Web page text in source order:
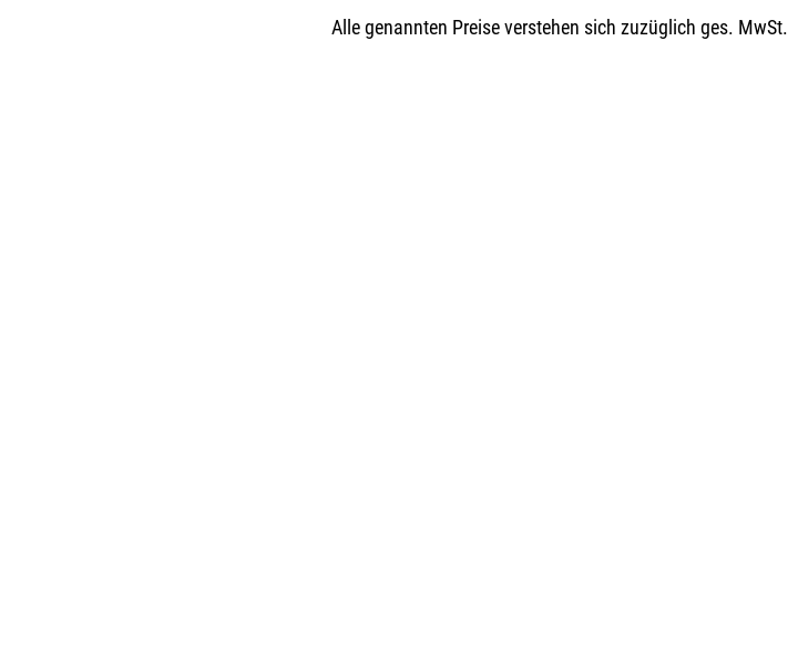
Alle genannten Preise verstehen sich zuzüglich ges. MwSt.